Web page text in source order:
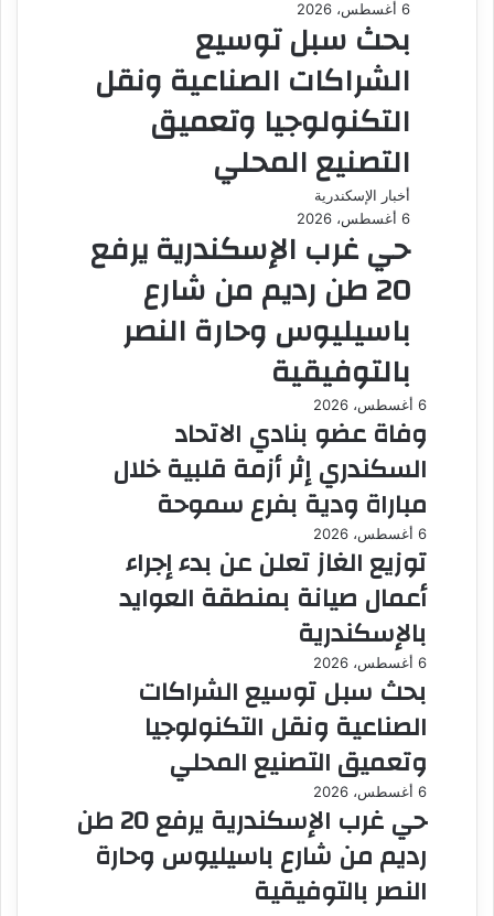
6 أغسطس، 2026
بحث سبل توسيع
الشراكات الصناعية ونقل
التكنولوجيا وتعميق
التصنيع المحلي
أخبار الإسكندرية
6 أغسطس، 2026
حي غرب الإسكندرية يرفع
20 طن رديم من شارع
باسيليوس وحارة النصر
بالتوفيقية
6 أغسطس، 2026
وفاة عضو بنادي الاتحاد
السكندري إثر أزمة قلبية خلال
مباراة ودية بفرع سموحة
6 أغسطس، 2026
توزيع الغاز تعلن عن بدء إجراء
أعمال صيانة بمنطقة العوايد
بالإسكندرية
6 أغسطس، 2026
بحث سبل توسيع الشراكات
الصناعية ونقل التكنولوجيا
وتعميق التصنيع المحلي
6 أغسطس، 2026
حي غرب الإسكندرية يرفع 20 طن
رديم من شارع باسيليوس وحارة
النصر بالتوفيقية